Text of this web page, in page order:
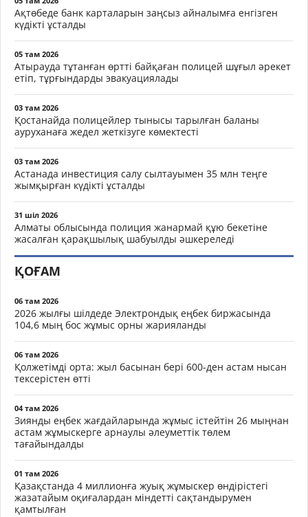
Ақтөбеде банк карталарын заңсыз айналымға енгізген
күдікті ұсталды
05 там 2026
Атырауда тұтанған өртті байқаған полицей шұғыл әрекет
етіп, тұрғындарды эвакуациялады
03 там 2026
Қостанайда полицейлер тынысы тарылған баланы
ауруханаға жедел жеткізуге көмектесті
03 там 2026
Астанада инвестиция салу сылтауымен 35 млн теңге
жымқырған күдікті ұсталды
31 шіл 2026
Алматы облысында полиция жанармай құю бекетіне
жасалған қарақшылық шабуылды әшкереледі
ҚОҒАМ
06 там 2026
2026 жылғы шілдеде Электрондық еңбек биржасында
104,6 мың бос жұмыс орны жарияланды
06 там 2026
Қолжетімді орта: жыл басынан бері 600-ден астам нысан
тексерістен өтті
04 там 2026
Зиянды еңбек жағдайларында жұмыс істейтін 26 мыңнан
астам жұмыскерге арнаулы әлеуметтік төлем
тағайындалды
01 там 2026
Қазақстанда 4 миллионға жуық жұмыскер өндірістегі
жазатайым оқиғалардан міндетті сақтандырумен
қамтылған